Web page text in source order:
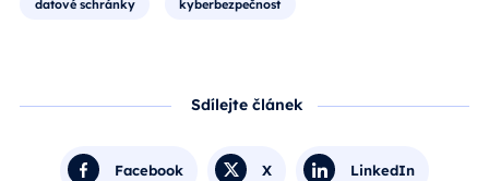
datové schránky kyberbezpečnost
Sdílejte článek
Facebook X LinkedIn